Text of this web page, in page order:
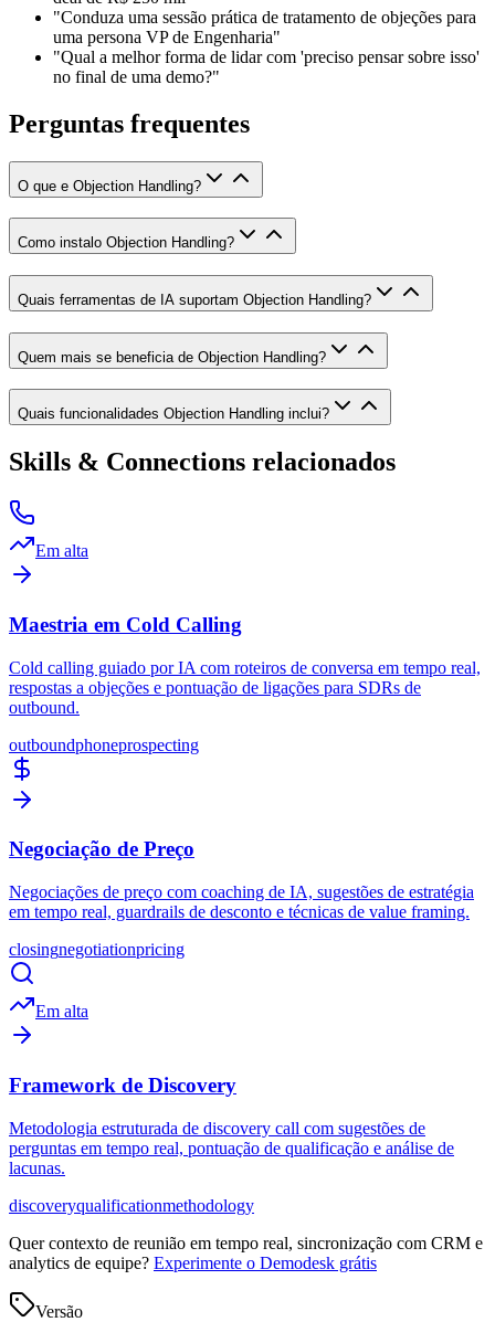
"Conduza uma sessão prática de tratamento de objeções para
uma persona VP de Engenharia"
"Qual a melhor forma de lidar com 'preciso pensar sobre isso'
no final de uma demo?"
Perguntas frequentes
O que e Objection Handling?
Como instalo Objection Handling?
Quais ferramentas de IA suportam Objection Handling?
Quem mais se beneficia de Objection Handling?
Quais funcionalidades Objection Handling inclui?
Skills & Connections relacionados
Em alta
Maestria em Cold Calling
Cold calling guiado por IA com roteiros de conversa em tempo real,
respostas a objeções e pontuação de ligações para SDRs de
outbound.
outboundphoneprospecting
Negociação de Preço
Negociações de preço com coaching de IA, sugestões de estratégia
em tempo real, guardrails de desconto e técnicas de value framing.
closingnegotiationpricing
Em alta
Framework de Discovery
Metodologia estruturada de discovery call com sugestões de
perguntas em tempo real, pontuação de qualificação e análise de
lacunas.
discoveryqualificationmethodology
Quer contexto de reunião em tempo real, sincronização com CRM e
analytics de equipe? Experimente o Demodesk grátis
Versão